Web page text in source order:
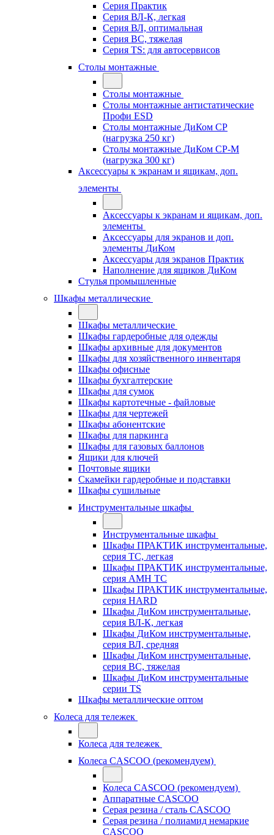
Серия Практик
Серия ВЛ-К, легкая
Серия ВЛ, оптимальная
Серия ВС, тяжелая
Серия TS: для автосервисов
Столы монтажные
Столы монтажные
Столы монтажные антистатические
Профи ESD
Столы монтажные ДиКом СР
(нагрузка 250 кг)
Столы монтажные ДиКом СР-М
(нагрузка 300 кг)
Аксессуары к экранам и ящикам, доп.
элементы
Аксессуары к экранам и ящикам, доп.
элементы
Аксессуары для экранов и доп.
элементы ДиКом
Аксессуары для экранов Практик
Наполнение для ящиков ДиКом
Стулья промышленные
Шкафы металлические
Шкафы металлические
Шкафы гардеробные для одежды
Шкафы архивные для документов
Шкафы для хозяйственного инвентаря
Шкафы офисные
Шкафы бухгалтерские
Шкафы для сумок
Шкафы картотечные - файловые
Шкафы для чертежей
Шкафы абонентские
Шкафы для паркинга
Шкафы для газовых баллонов
Ящики для ключей
Почтовые ящики
Скамейки гардеробные и подставки
Шкафы сушильные
Инструментальные шкафы
Инструментальные шкафы
Шкафы ПРАКТИК инструментальные,
серия ТC, легкая
Шкафы ПРАКТИК инструментальные,
серия AMH TC
Шкафы ПРАКТИК инструментальные,
серия HARD
Шкафы ДиКом инструментальные,
cерия ВЛ-К, легкая
Шкафы ДиКом инструментальные,
серия ВЛ, средняя
Шкафы ДиКом инструментальные,
серия ВС, тяжелая
Шкафы ДиКом инструментальные
серии TS
Шкафы металлические оптом
Колеса для тележек
Колеса для тележек
Колеса CASCOO (рекомендуем)
Колеса CASCOO (рекомендуем)
Аппаратные CASCOO
Серая резина / сталь CASCOO
Серая резина / полиамид немаркие
CASCOO